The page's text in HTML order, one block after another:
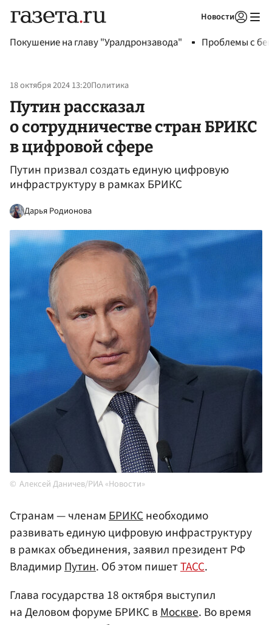
Новости
Покушение на главу "Уралдронзавода" Проблемы с
18 октября 2024 13:20Политика
Путин рассказал
о сотрудничестве стран БРИКС
в цифровой сфере
Путин призвал создать единую цифровую
инфраструктуру в рамках БРИКС
Дарья Родионова
Алексей Даничев/РИА «Новости»
Странам — членамБРИКСнеобходимо
развивать единую цифровую инфраструктуру
в рамках объединения, заявил президент РФ
ВладимирПутин. Об этом пишетТАСС.
Глава государства 18 октября выступил
на Деловом форуме БРИКС вМоскве. Во время